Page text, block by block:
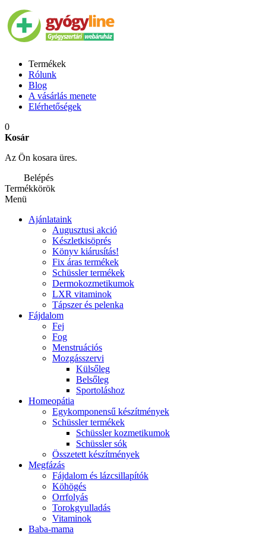
Termékek
Rólunk
Blog
A vásárlás menete
Elérhetőségek
0
Kosár
Az Ön kosara üres.
Belépés
Termékkörök
Menü
Ajánlataink
Augusztusi akció
Készletkisöprés
Könyv kiárusítás!
Fix áras termékek
Schüssler termékek
Dermokozmetikumok
LXR vitaminok
Tápszer és pelenka
Fájdalom
Fej
Fog
Menstruációs
Mozgásszervi
Külsőleg
Belsőleg
Sportoláshoz
Homeopátia
Egykomponensű készítmények
Schüssler termékek
Schüssler kozmetikumok
Schüssler sók
Összetett készítmények
Megfázás
Fájdalom és lázcsillapítók
Köhögés
Orrfolyás
Torokgyulladás
Vitaminok
Baba-mama